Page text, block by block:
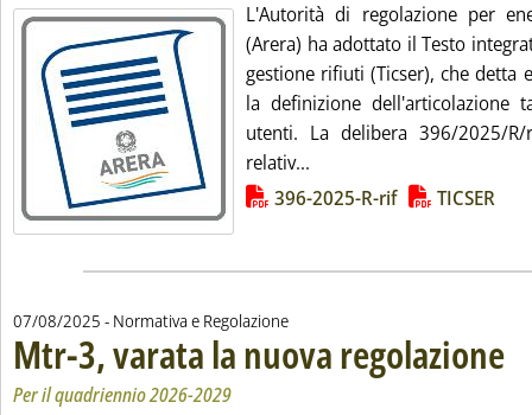
L'Autorità di regolazione per
(Arera) ha adottato il Testo
gestione rifiuti (Ticser), che detta
la definizione dell'articolazione
utenti. La delibera 396/2025/
relativ...
Lista allegati PDF alla notizia
396-2025-R-rif TICSER
07/08/2025 - Normativa e Regolazione
Mtr-3, varata la nuova regolazione
Per il quadriennio 2026-2029